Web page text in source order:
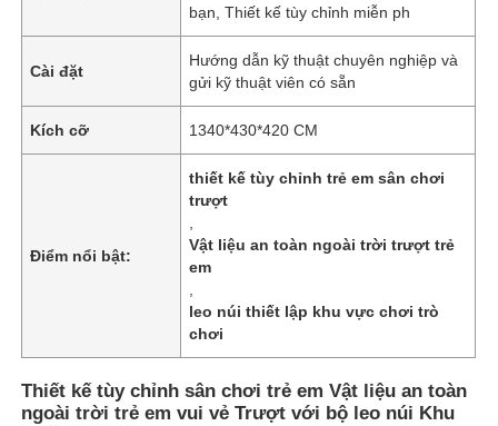
bạn, Thiết kế tùy chỉnh miễn ph
Cài đặt
Hướng dẫn kỹ thuật chuyên nghiệp và
gửi kỹ thuật viên có sẵn
Kích cỡ 1340*430*420 CM
Điểm nổi bật:
thiết kế tùy chỉnh trẻ em sân chơi
trượt
Vật liệu an toàn ngoài trời trượt trẻ
em
leo núi thiết lập khu vực chơi trò
chơi
Thiết kế tùy chỉnh sân chơi trẻ em Vật liệu an toàn
ngoài trời trẻ em vui vẻ Trượt với bộ leo núi Khu